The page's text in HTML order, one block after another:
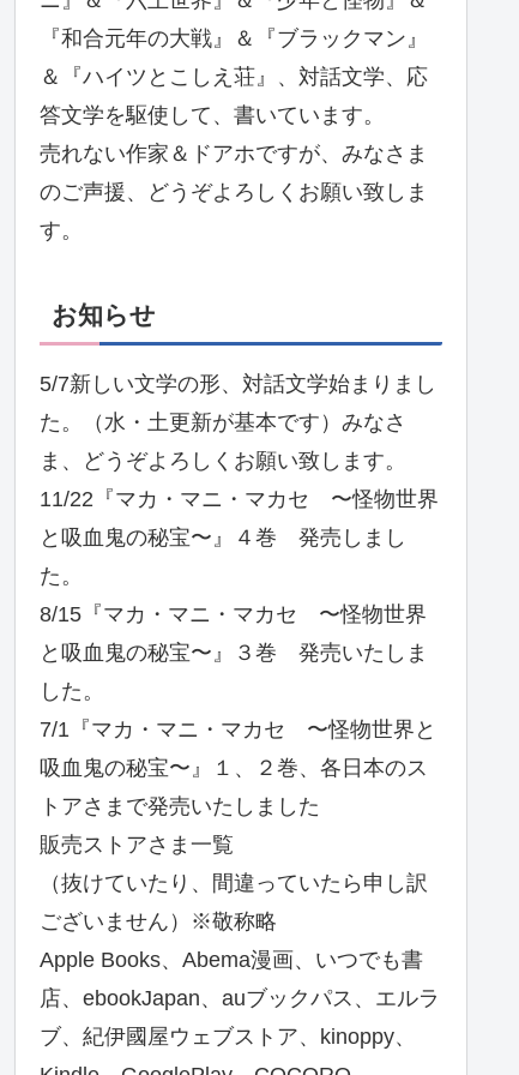
『和合元年の大戦』＆『ブラックマン』
＆『ハイツとこしえ荘』、対話文学、応
答文学を駆使して、書いています。
売れない作家＆ドアホですが、みなさま
のご声援、どうぞよろしくお願い致しま
す。
お知らせ
5/7新しい文学の形、対話文学始まりまし
た。（水・土更新が基本です）みなさ
ま、どうぞよろしくお願い致します。
11/22『マカ・マニ・マカセ 〜怪物世界
と吸血鬼の秘宝〜』４巻 発売しまし
た。
8/15『マカ・マニ・マカセ 〜怪物世界
と吸血鬼の秘宝〜』３巻 発売いたしま
した。
7/1『マカ・マニ・マカセ 〜怪物世界と
吸血鬼の秘宝〜』１、２巻、各日本のス
トアさまで発売いたしました
販売ストアさま一覧
（抜けていたり、間違っていたら申し訳
ございません）※敬称略
Apple Books、Abema漫画、いつでも書
店、ebookJapan、auブックパス、エルラ
ブ、紀伊國屋ウェブストア、kinoppy、